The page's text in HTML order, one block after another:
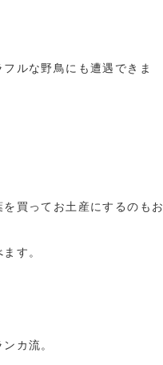
ルな野鳥にも遭遇できま
買ってお土産にするのもお
す。
カ流。